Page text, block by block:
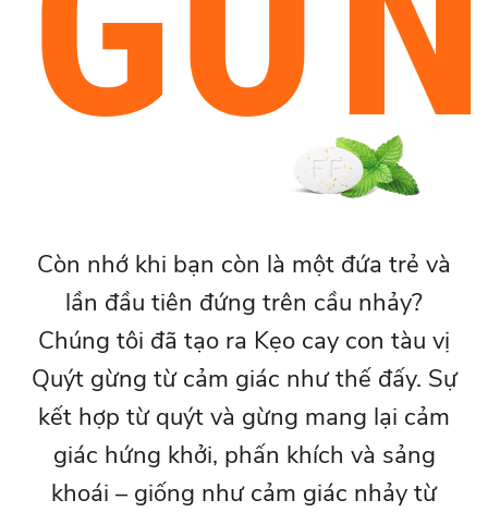
Còn nhớ khi bạn còn là một đứa trẻ và
lần đầu tiên đứng trên cầu nhảy?
Chúng tôi đã tạo ra Kẹo cay con tàu vị
Quýt gừng từ cảm giác như thế đấy. Sự
kết hợp từ quýt và gừng mang lại cảm
giác hứng khởi, phấn khích và sảng
khoái – giống như cảm giác nhảy từ